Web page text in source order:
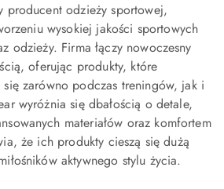
producent odzieży sportowej,
wysokiej jakości sportowych
odzieży. Firma łączy nowoczesny
oferując produkty, które
zarówno podczas treningów, jak i
wyróżnia się dbałością o detale,
materiałów oraz komfortem
że ich produkty cieszą się dużą
aktywnego stylu życia.